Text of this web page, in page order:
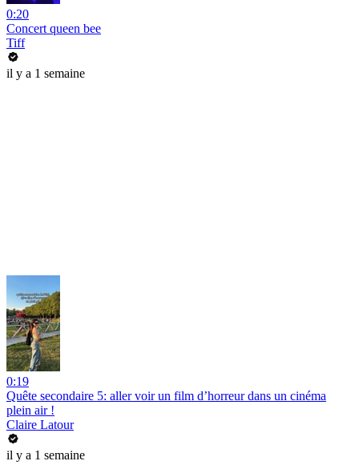
0:20
Concert queen bee
Tiff
il y a 1 semaine
0:19
Quête secondaire 5: aller voir un film d’horreur dans un cinéma
plein air !
Claire Latour
il y a 1 semaine